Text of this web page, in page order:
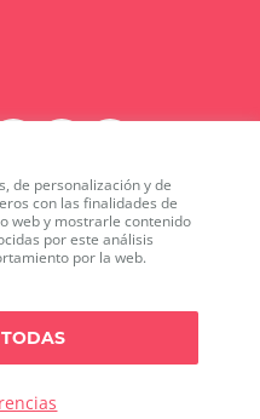
de personalización y de
con las finalidades de
web y mostrarle contenido
por este análisis
por la web.
Miami, Florida 33131
listening